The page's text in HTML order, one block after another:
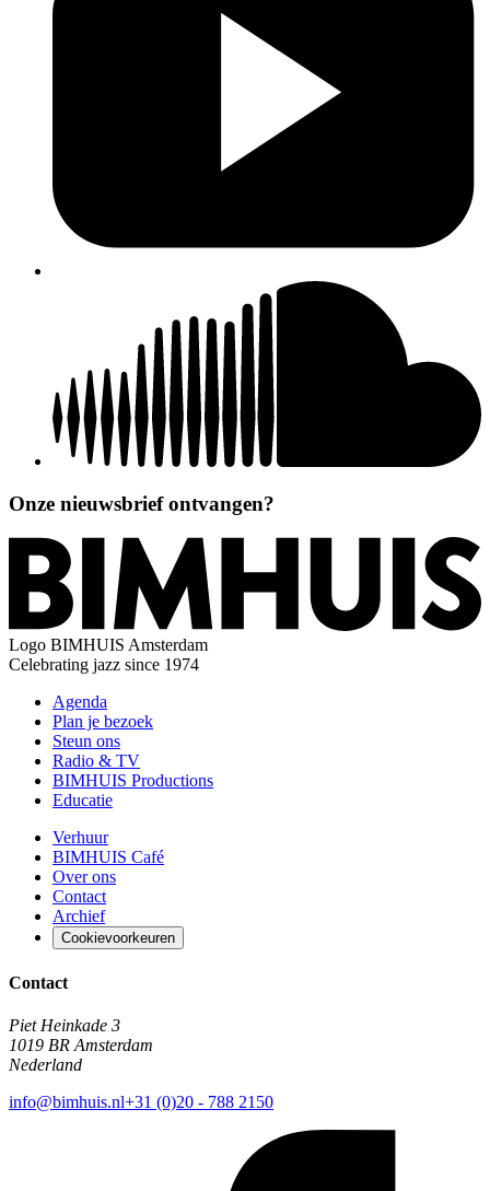
Onze nieuwsbrief ontvangen?
Logo BIMHUIS Amsterdam
Celebrating jazz since 1974
Agenda
Plan je bezoek
Steun ons
Radio & TV
BIMHUIS Productions
Educatie
Verhuur
BIMHUIS Café
Over ons
Contact
Archief
Cookievoorkeuren
Contact
Piet Heinkade 3
1019 BR Amsterdam
Nederland
info@bimhuis.nl+31 (0)20 - 788 2150